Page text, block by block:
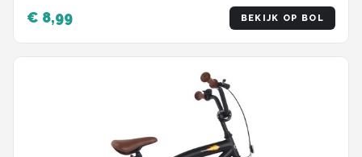
€ 8,99 BEKIJK OP BOL